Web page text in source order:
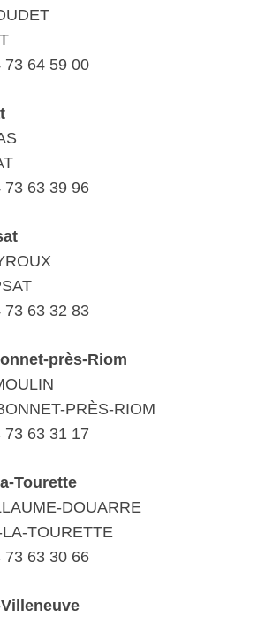
73 64 59 00
73 63 39 96
73 63 32 83
près-Riom
PRÈS-RIOM
73 63 31 17
Tourette
DOUARRE
TOURETTE
73 63 30 66